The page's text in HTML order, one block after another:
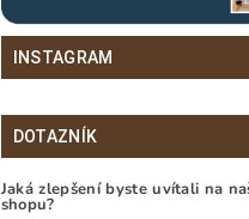
INSTAGRAM
DOTAZNÍK
Jaká zlepšení byste uvítali na
shopu?